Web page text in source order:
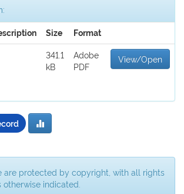
Size Format
341.1
kB
Adobe
PDF
View/Open
are protected by copyright, with all rights
otherwise indicated.